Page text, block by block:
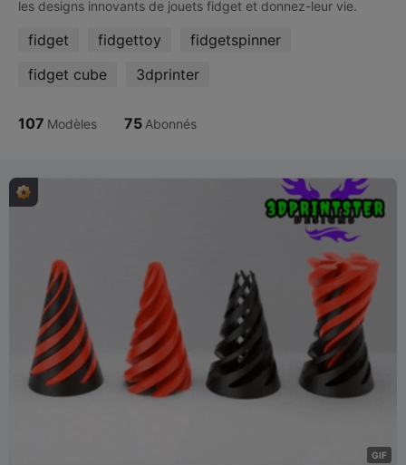
fidget fidgettoy
fidgetspinner
fidget cube
3dprinter
107 Modèles 75 Abonnés
GIF